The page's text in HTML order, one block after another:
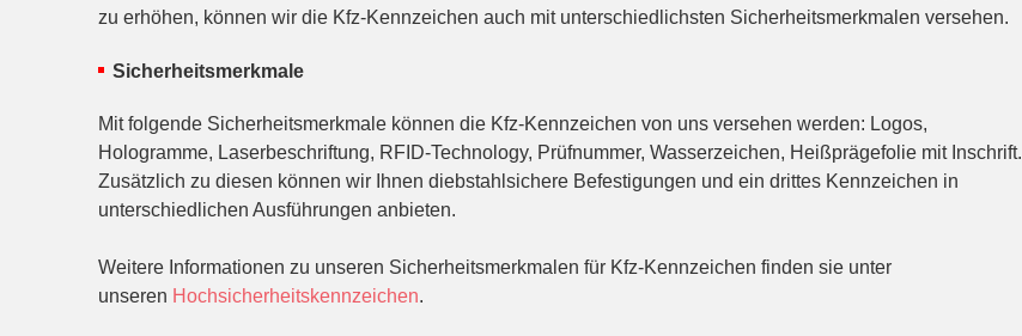
zu erhöhen, können wir die Kfz-Kennzeichen auch mit unterschiedlichsten Sicherheitsmerkmalen versehen.
Sicherheitsmerkmale
Mit folgende Sicherheitsmerkmale können die Kfz-Kennzeichen von uns versehen werden: Logos,
Hologramme, Laserbeschriftung, RFID-Technology, Prüfnummer, Wasserzeichen, Heißprägefolie mit Inschrift.
Zusätzlich zu diesen können wir Ihnen diebstahlsichere Befestigungen und ein drittes Kennzeichen in
unterschiedlichen Ausführungen anbieten.
Weitere Informationen zu unseren Sicherheitsmerkmalen für Kfz-Kennzeichen finden sie unter
unseren Hochsicherheitskennzeichen.